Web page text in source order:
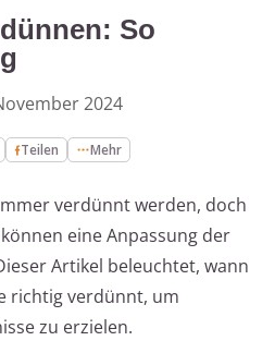
So
2024
Teilen Mehr
verdünnt werden, doch
eine Anpassung der
Artikel beleuchtet, wann
richtig verdünnt, um
zu erzielen.